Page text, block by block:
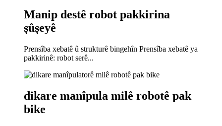
Manip destê robot pakkirina
şûşeyê
Prensîba xebatê û strukturê bingehîn Prensîba xebatê ya
pakkirinê: robot serê...
dikare manîpula milê robotê pak
bike